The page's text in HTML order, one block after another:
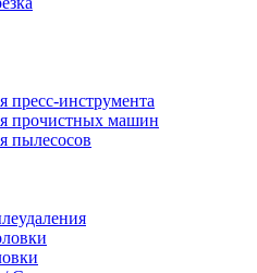
пресс-инструмента
прочистных машин
пылесосов